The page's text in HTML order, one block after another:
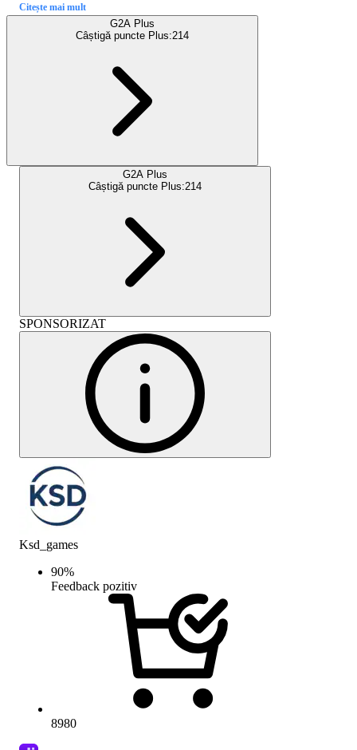
Citește mai mult
G2A Plus
Câștigă puncte Plus:214
G2A Plus
Câștigă puncte Plus:214
SPONSORIZAT
Ksd_games
90%
Feedback pozitiv
8980